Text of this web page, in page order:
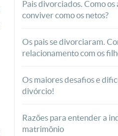
Pais divorciados. Como os
conviver como os netos?
Os pais se divorciaram.
relacionamento com os
Os maiores desafios e
divórcio!
Razões para entender a
matrimônio